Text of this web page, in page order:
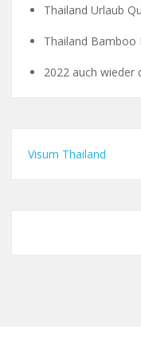
Thailand Urlaub
Thailand Bamboo
2022 auch wieder
Visum Thailand